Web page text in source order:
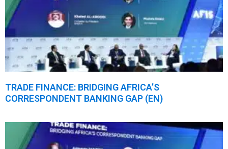
TRADE FINANCE: BRIDGING AFRICA’S
CORRESPONDENT BANKING GAP (EN)